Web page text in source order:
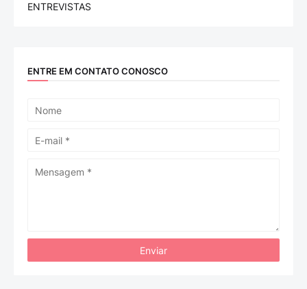
ENTREVISTAS
ENTRE EM CONTATO CONOSCO